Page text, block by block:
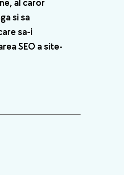
al caror
si sa
sa-i
SEO a site-